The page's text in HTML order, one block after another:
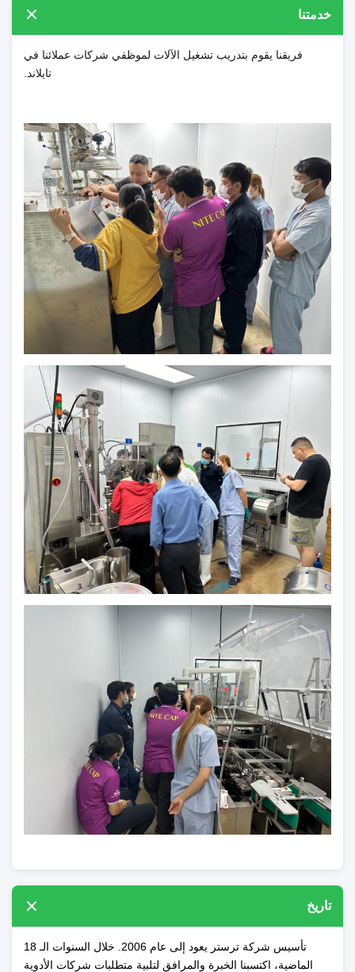
خدمتنا
فريقنا يقوم بتدريب تشغيل الآلات لموظفي شركات عملائنا في
تايلاند.
تاريخ
تأسيس شركة ترستر يعود إلى عام 2006. خلال السنوات الـ 18
الماضية، اكتسبنا الخبرة والمرافق لتلبية متطلبات شركات الأدوية